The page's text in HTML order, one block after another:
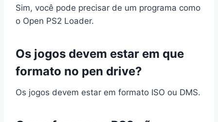
Sim, você pode precisar de um programa como
o Open PS2 Loader.
Os jogos devem estar em que
formato no pen drive?
Os jogos devem estar em formato ISO ou DMS.